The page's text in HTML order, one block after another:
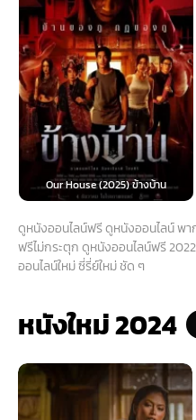
Our House (2025) ข้างบ้าน
ดูหนังออนไลน์ฟรี ดูหนังออนไลน์ พ
ฟรีไม่กระตุก ดูหนังออนไลน์ฟรี
ออนไลน์ใหม่ ซี่รี่ย์ใหม่ ชัด ๆ
หนังใหม่ 2024